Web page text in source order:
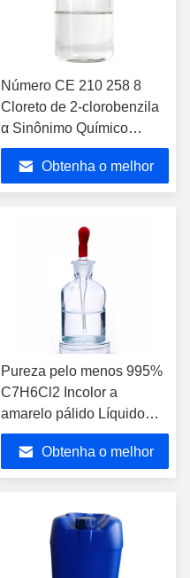
Número CE 210 258 8
Cloreto de 2-clorobenzila
α Sinônimo Químico
Purificado para Síntese e
Aplicações Avançadas em
Pesquisa
Obtenha o melhor
Pureza pelo menos 995%
C7H6Cl2 Incolor a
amarelo pálido Líquido
Matéria-prima para
produção química e
industrial
Obtenha o melhor